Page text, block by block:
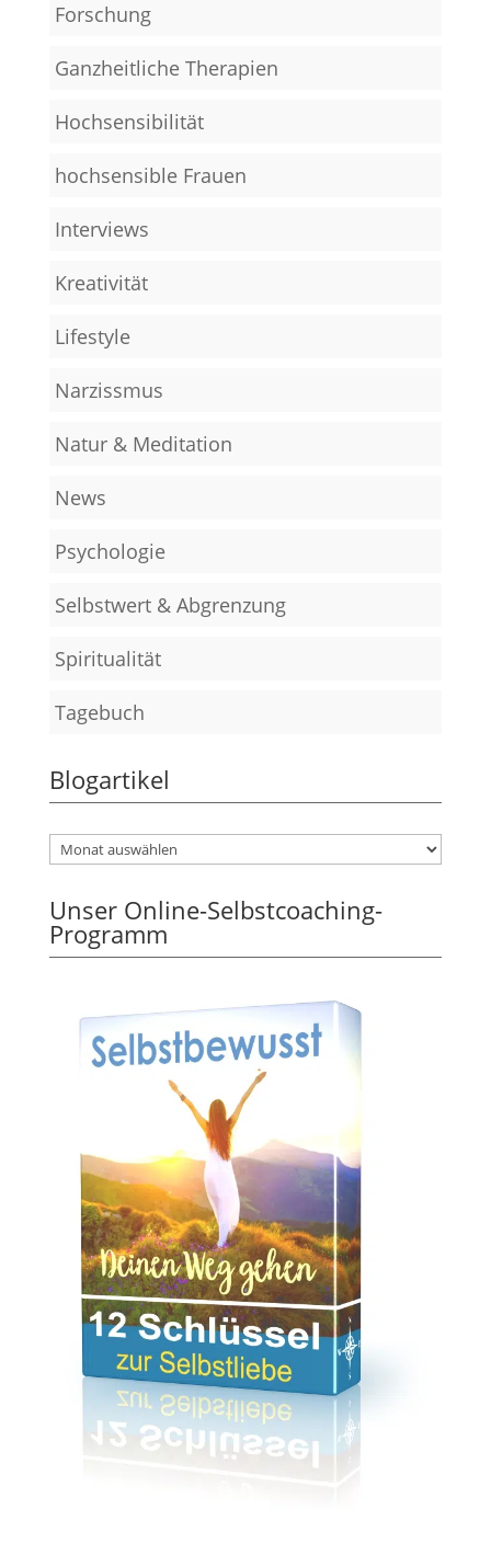
Forschung
Ganzheitliche Therapien
Hochsensibilität
hochsensible Frauen
Interviews
Kreativität
Lifestyle
Narzissmus
Natur & Meditation
News
Psychologie
Selbstwert & Abgrenzung
Spiritualität
Tagebuch
Blogartikel
Unser Online-Selbstcoaching-
Programm